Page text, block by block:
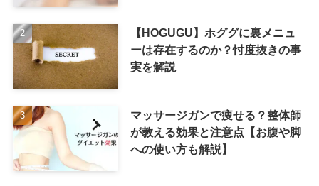
【HOGUGU】ホググに裏メニュ
ーは存在するのか？忖度抜きの事
実を解説
マッサージガンで痩せる？整体師
が教える効果と注意点【お腹や脚
への使い方も解説】